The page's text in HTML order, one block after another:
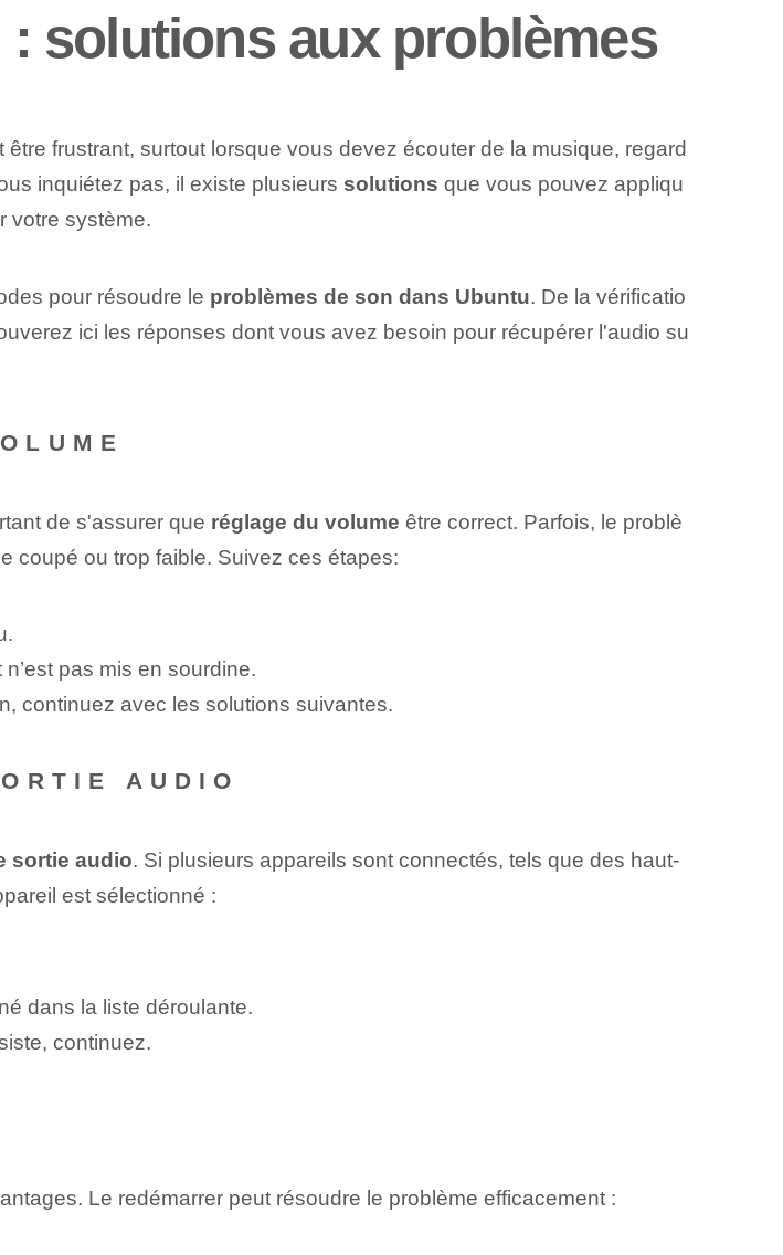
solutions aux problèmes
être frustrant, surtout lorsque vous devez écouter de la musique, regard
inquiétez pas, il existe plusieurs solutions que vous pouvez appliqu
votre système.
pour résoudre ⁣le problèmes de son dans Ubuntu. De la vérificatio
ici les réponses dont vous avez besoin pour récupérer l'audio su
de s'assurer que réglage du volume être correct. Parfois, le problè
coupé ou trop faible. Suivez ces étapes:
pas mis en sourdine.
continuez avec les solutions suivantes.
AUDIO
sortie audio. Si plusieurs appareils sont connectés, tels que des haut-
est sélectionné :
dans la liste déroulante.
continuez.
Le redémarrer peut résoudre le problème efficacement :